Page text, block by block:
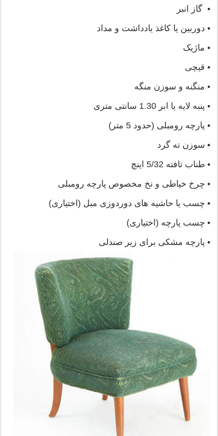
• گاز انبر
• دوربین یا کاغذ یادداشت و مداد
• ماژیک
• قیچی
• منگنه و سوزن منگه
• پنبه لایه یا ابر 1.30 سانتی متری
• پارچه رومبلی (حدود 5 متر)
• سوزن ته گرد
• طناب تافته 5/32 اینچ
• چرخ خیاطی و نخ مخصوص پارچه رومبلی
• چسب یا حاشیه های دوردوزی مبل (اختیاری)
• چسب پارچه (اختیاری)
• پارچه مشکی برای زیر صندلی